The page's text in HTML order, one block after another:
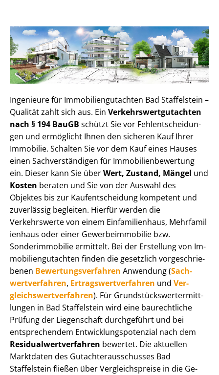
Ingenieure für Im­mo­bi­li­en­gut­ach­ten Bad Staffelstein –
Qualität zahlt sich aus. Ein Ver­kehrs­wert­gut­ach­ten
nach § 194 BauGB schützt Sie vor Fehl­ent­schei­dun­
gen und ermöglicht Ihnen den sicheren Kauf Ihrer
Immobilie. Schalten Sie vor dem Kauf eines Hauses
einen Sach­ver­stän­di­gen für Im­mo­bi­li­en­be­wer­tung
ein. Dieser kann Sie überWert, Zustand, Mängel und
Kosten beraten und Sie von der Auswahl des
Objektes bis zur Kauf­ent­schei­dung kompetent und
zuverlässig begleiten. Hierfür werden die
Verkehrswerte von einem Einfamilienhaus, Mehr­fa­mi­l
i­en­haus oder einer Ge­wer­be­im­mo­bi­lie bzw.
Sonderimmobilie ermittelt. Bei der Erstellung von Im­
mo­bi­li­en­gut­ach­ten finden die gesetzlich vor­ge­schrie­
be­nen Be­wer­tungs­ver­fah­ren Anwendung (Sach­
wert­ver­fah­ren, Er­trags­wert­ver­fah­ren und Ver­
gleichs­wert­ver­fah­ren). Für Grund­stücks­wert­ermitt­
lun­gen in Bad Staffelstein wird eine baurechtliche
Prüfung der Liegenschaft durchgeführt und bei
entsprechendem Ent­wick­lungs­po­ten­zi­al nach dem
Re­si­du­al­wert­ver­fah­ren bewertet. Die aktuellen
Marktdaten des Gut­ach­ter­aus­schus­ses Bad
Staffelstein fließen über Ver­gleichs­prei­se in die Ge­